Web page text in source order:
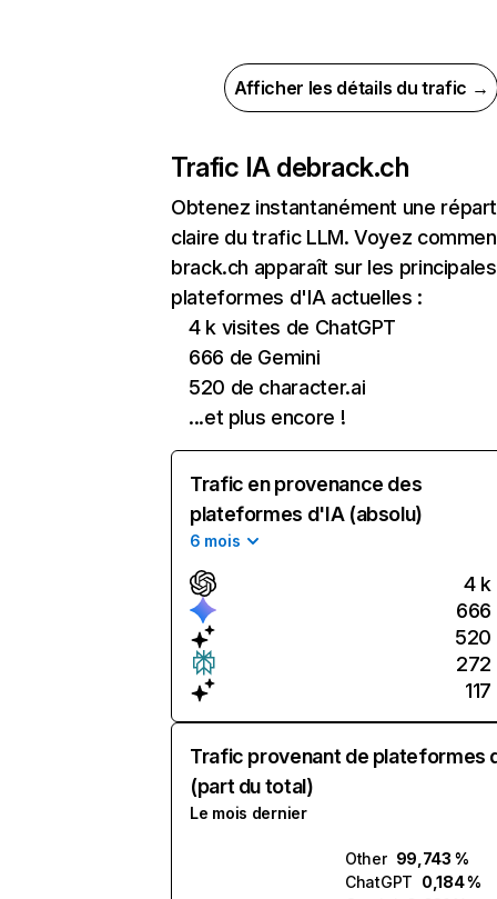
Afficher les détails du trafic →
Trafic IA debrack.ch
Obtenez instantanément une
claire du trafic LLM. Voyez
brack.ch apparaît sur les principales
plateformes d'IA actuelles :
4 k visites de ChatGPT
666 de Gemini
520 de character.ai
...et plus encore !
Trafic en provenance des
plateformes d'IA (absolu)
6 mois
4 k
666
520
272
117
Trafic provenant de plateformes
(part du total)
Le mois dernier
Other 99,743 %
ChatGPT 0,184 %